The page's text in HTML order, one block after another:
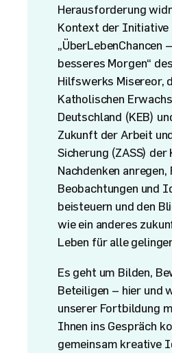
Herausforderung
Kontext der Initiative
„ÜberLebenChancen
besseres Morgen“
Hilfswerks Misereor,
Katholischen
Deutschland (KEB)
Zukunft der Arbeit
Sicherung (ZASS) der
Nachdenken anregen,
Beobachtungen und
beisteuern und den
wie ein anderes
Leben für alle
Es geht um Bilden,
Beteiligen – hier und
unserer Fortbildung
Ihnen ins Gespräch
gemeinsam kreative